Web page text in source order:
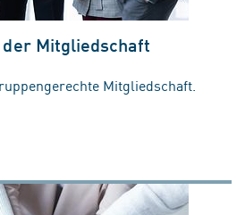
Mitgliedschaft
Mitgliedschaft.